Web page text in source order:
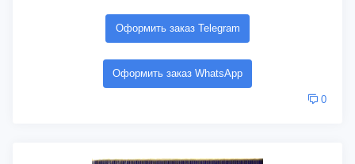
Оформить заказ Telegram
Оформить заказ WhatsApp
0